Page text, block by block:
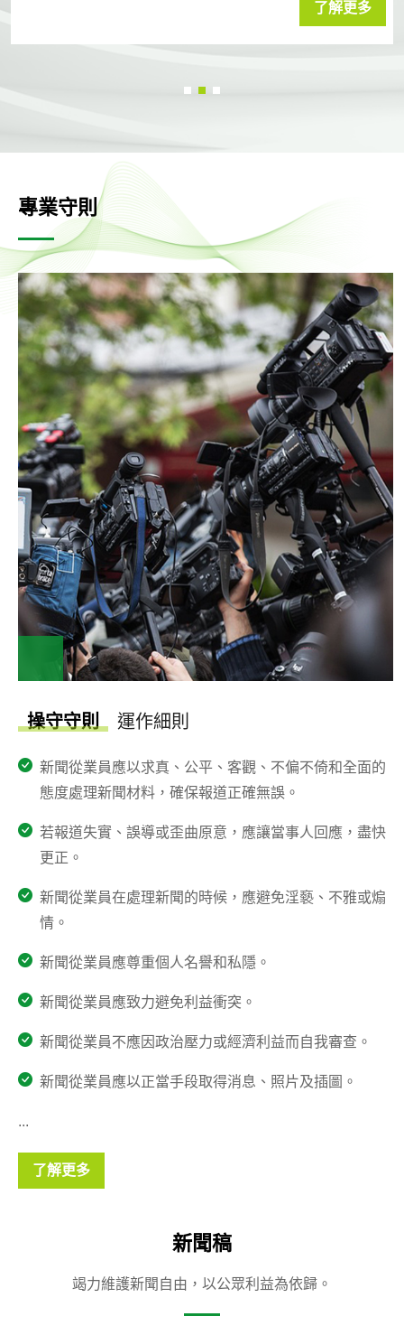
了解更多
專業守則
操守守則 運作細則
新聞從業員應以求真、公平、客觀、不偏不倚和全面的
態度處理新聞材料，確保報道正確無誤。
若報道失實、誤導或歪曲原意，應讓當事人回應，盡快
更正。
新聞從業員在處理新聞的時候，應避免淫褻、不雅或煽
情。
新聞從業員應尊重個人名譽和私隱。
新聞從業員應致力避免利益衝突。
新聞從業員不應因政治壓力或經濟利益而自我審查。
新聞從業員應以正當手段取得消息、照片及插圖。
...
了解更多
新聞稿
竭力維護新聞自由，以公眾利益為依歸。